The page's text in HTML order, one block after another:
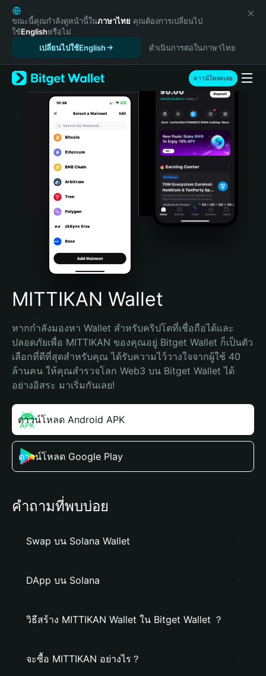
English
日本語
Tiếng Việt
Español (Latinoamérica)
Türkçe
Italiano
Português (Portugal)
Bahasa Indonesia
Português (Brasil)
Español (Argentina)
ขณะนี้คุณกำลังดูหน้านี้ในภาษาไทย คุณต้องการเปลี่ยนไป
ใช้Englishหรือไม่
เปลี่ยนไปใช้English
ดำเนินการต่อในภาษาไทย
ดาวน์โหลดเลย
MITTIKAN Wallet
หากกำลังมองหา Wallet สำหรับคริปโตที่เชื่อถือได้และ
ปลอดภัยเพื่อ MITTIKAN ของคุณอยู่ Bitget Wallet ก็เป็นตัว
เลือกที่ดีที่สุดสำหรับคุณ ได้รับความไว้วางใจจากผู้ใช้ 40
ล้านคน ให้คุณสำรวจโลก Web3 บน Bitget Wallet ได้
อย่างอิสระ มาเริ่มกันเลย!
ดาวน์โหลด Android APK
ดาวน์โหลด Google Play
คำถามที่พบบ่อย
Swap บน Solana Wallet
DApp บน Solana
วิธีสร้าง MITTIKAN Wallet ใน Bitget Wallet ？
จะซื้อ MITTIKAN อย่างไร？